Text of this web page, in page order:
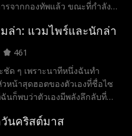
รจากกองทัพแล้ว ขณะที่กำลัง
ข้าใจผิดว่าเป็นคู่เดทนัดบอดของ
นอย่างไม่คาดคิด เมื่อเพื่อนร่วม
นสาวของเขาซึ่งไม่รู้ว่าปฐวีร์
บเขาอีกครั้ง พวกเขาก็เยาะเย้ย
ย่างหนัก เมื่อทราบเรื่องนี้ ศิรดา
ทุกคนต้องอับอายไปตาม ๆ กัน
ล่า: แวมไพร์และนักล่า
461
ด ๆ เพราะนาทีหนึ่งฉันทำ
หน้าสุดฮอตของตัวเองที่ชื่อไซ
นก็พบว่าตัวเองมีพลังลึกลับที่
ฟที่หกเลอะและความรู้สึกที่พัน
นคริสต์มาส